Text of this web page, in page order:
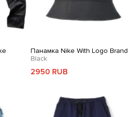
Панамка Nike With Logo Brand
Black
2950 RUB